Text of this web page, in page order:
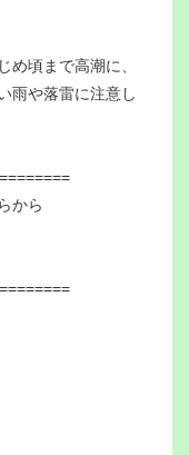
め頃まで高潮に、
雨や落雷に注意し
から